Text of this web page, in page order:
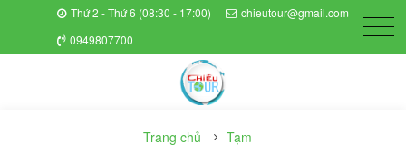
Thứ 2 - Thứ 6 (08:30 - 17:00)
chieutour@gmail.com
0949807700
Trang chủ Tạm